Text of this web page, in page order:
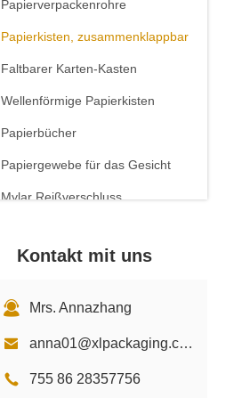
Papierverpackenrohre
Papierkisten, zusammenklappbar
Faltbarer Karten-Kasten
Wellenförmige Papierkisten
Papierbücher
Papiergewebe für das Gesicht
Mylar Reißverschluss
Kontakt mit uns
Mrs. Annazhang
anna01@xlpackaging.com
755 86 28357756